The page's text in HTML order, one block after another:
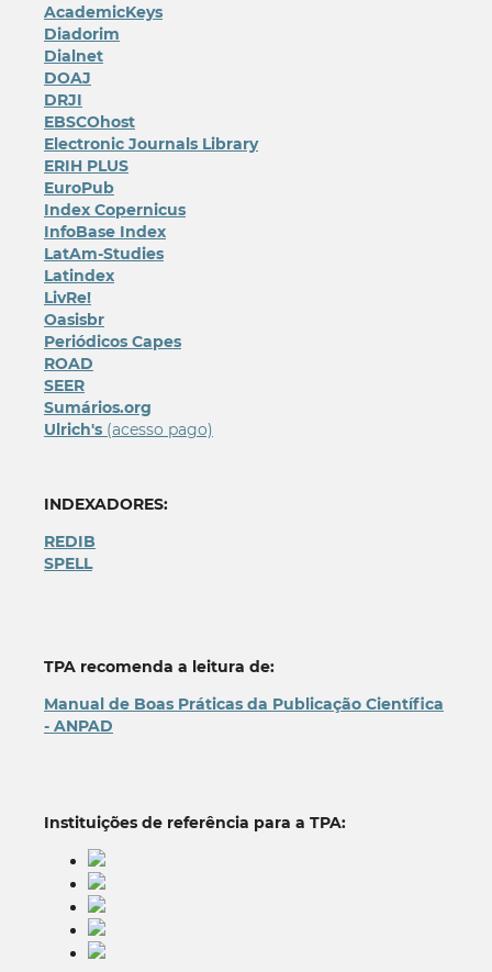
AcademicKeys
Diadorim
Dialnet
DOAJ
DRJI
EBSCOhost
Electronic Journals Library
ERIH PLUS
EuroPub
Index Copernicus
InfoBase Index
LatAm-Studies
Latindex
LivRe!
Oasisbr
Periódicos Capes
ROAD
SEER
Sumários.org
Ulrich's(acesso pago)
INDEXADORES:
REDIB
SPELL
TPA recomenda a leitura de:
Manual de Boas Práticas da Publicação Científica
- ANPAD
Instituições de referência para a TPA: